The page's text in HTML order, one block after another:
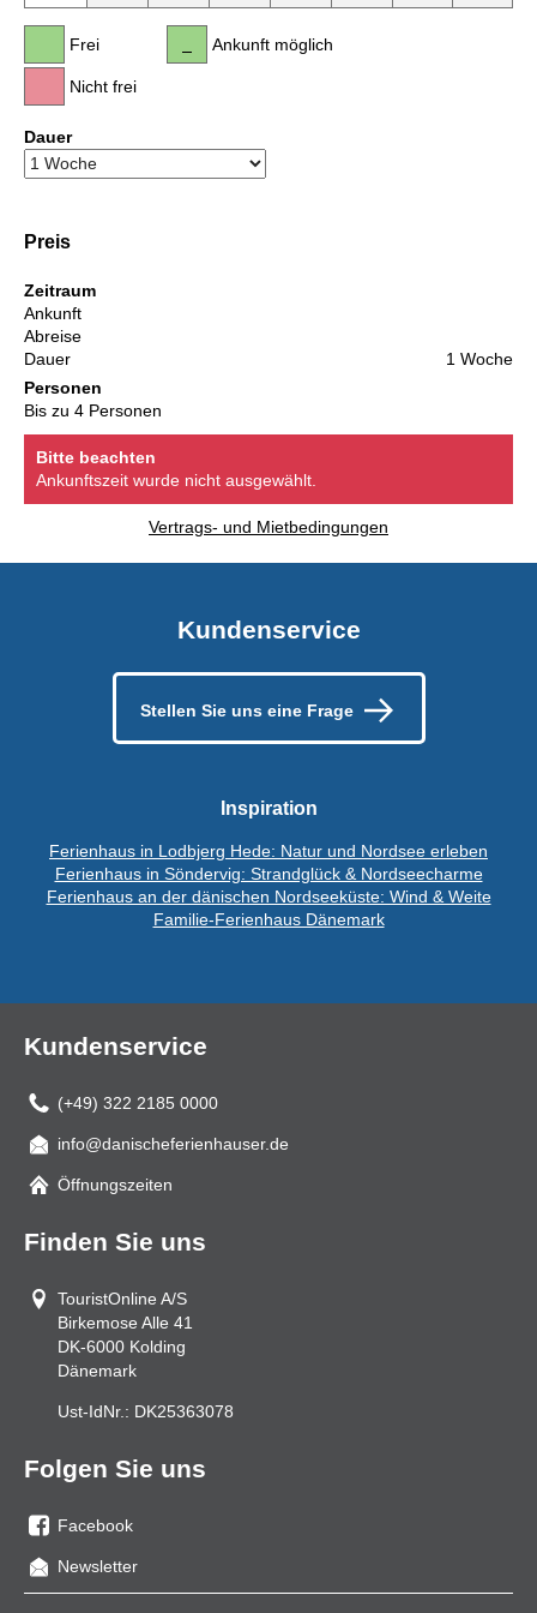
Frei
Nicht frei
Ankunft möglich
Dauer
Preis
Zeitraum
Ankunft
Abreise
Dauer
1 Woche
Personen
Bis zu 4 Personen
Bitte beachten
Ankunftszeit wurde nicht ausgewählt.
Vertrags- und Mietbedingungen
Kundenservice
Stellen Sie uns eine Frage
Inspiration
Ferienhaus in Lodbjerg Hede: Natur und Nordsee erleben
Ferienhaus in Söndervig: Strandglück & Nordseecharme
Ferienhaus an der dänischen Nordseeküste: Wind & Weite
Familie-Ferienhaus Dänemark
Kundenservice
(+49) 322 2185 0000
Mail
info@danischeferienhauser.de
Öffnungszeiten
Finden Sie uns
TouristOnline A/S
Birkemose Alle 41
DK-6000 Kolding
Dänemark
Ust-IdNr.: DK25363078
Folgen Sie uns
Sie
uns
Facebook
Newsletter